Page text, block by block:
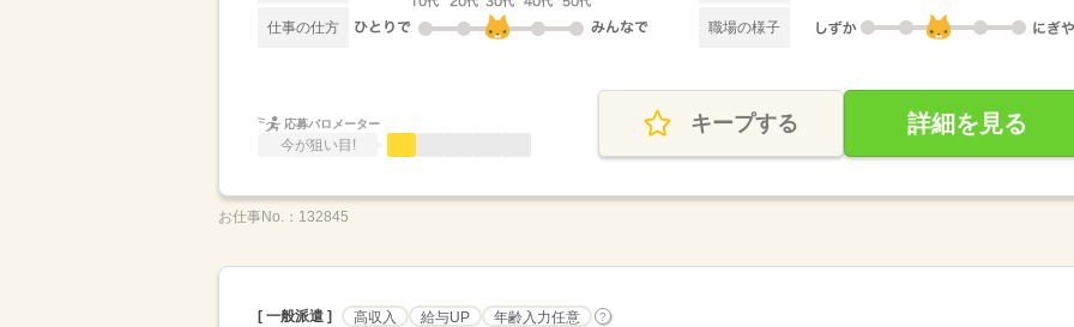
仕事の仕方 職場の様子
応募バロメーター
今が狙い目!
キープする 詳細を見る
お仕事No.： 132845
[ 一般派遣 ] 高収入 給与UP 年齢入力任意 ?